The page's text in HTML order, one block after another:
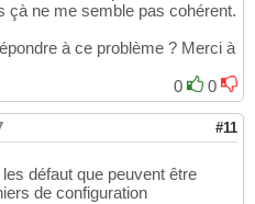
ne me semble pas cohérent.
à ce problème ? Merci à
0
0
#11
défaut que peuvent être
de configuration